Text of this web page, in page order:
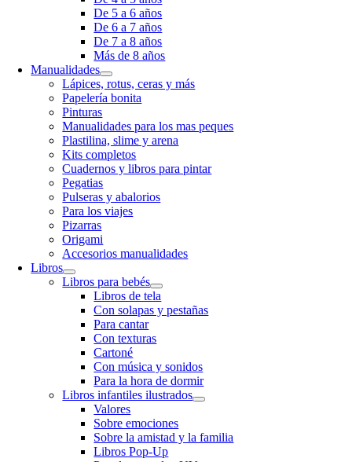
De 5 a 6 años
De 6 a 7 años
De 7 a 8 años
Más de 8 años
Manualidades
Lápices, rotus, ceras y más
Papelería bonita
Pinturas
Manualidades para los mas peques
Plastilina, slime y arena
Kits completos
Cuadernos y libros para pintar
Pegatias
Pulseras y abalorios
Para los viajes
Pizarras
Origami
Accesorios manualidades
Libros
Libros para bebés
Libros de tela
Con solapas y pestañas
Para cantar
Con texturas
Cartoné
Con música y sonidos
Para la hora de dormir
Libros infantiles ilustrados
Valores
Sobre emociones
Sobre la amistad y la familia
Libros Pop-Up